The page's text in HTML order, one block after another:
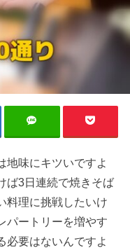
地味にキツいですよ
ば3日連続で焼きそば
料理に挑戦したいけ
パートリーを増やす
必要はないんですよ